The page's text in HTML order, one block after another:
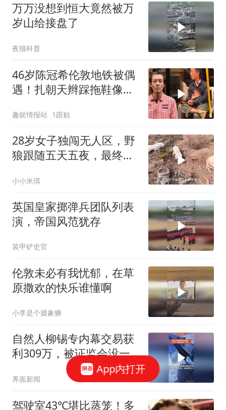
万万没想到恒大竟然被万
岁山给接盘了
夜猫科普
46岁陈冠希伦敦地铁被偶
遇！扎朝天辫踩拖鞋像流
集体改口夸松弛
趣娱情报站 1跟贴
28岁女子独闯无人区，野
狼跟随五天五夜，最终被
小小米琪
英国皇家掷弹兵团队列表
演，帝国风范犹存
装甲铲史官
伦敦未必有我忧郁，在草
原撒欢的快乐谁懂啊
小李是个摄象狮
自然人柳锡专内幕交易获
利309万，被证监会没一
界面新闻
驾驶室43℃堪比蒸笼！多
App内打开